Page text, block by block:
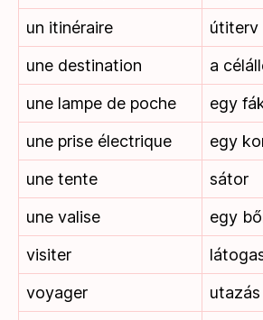
un itinéraire
útiterv
une destination
a
une lampe de poche
egy
une prise électrique
egy
une tente
sátor
une valise
egy
visiter
voyager
utazás